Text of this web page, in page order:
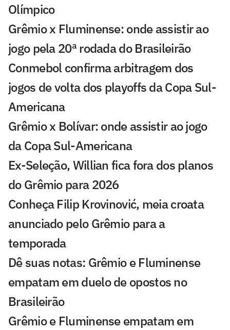
Olímpico
Grêmio x Fluminense: onde assistir ao
jogo pela 20ª rodada do Brasileirão
Conmebol confirma arbitragem dos
jogos de volta dos playoffs da Copa Sul-
Americana
Grêmio x Bolívar: onde assistir ao jogo
da Copa Sul-Americana
Ex-Seleção, Willian fica fora dos planos
do Grêmio para 2026
Conheça Filip Krovinović, meia croata
anunciado pelo Grêmio para a
temporada
Dê suas notas: Grêmio e Fluminense
empatam em duelo de opostos no
Brasileirão
Grêmio e Fluminense empatam em